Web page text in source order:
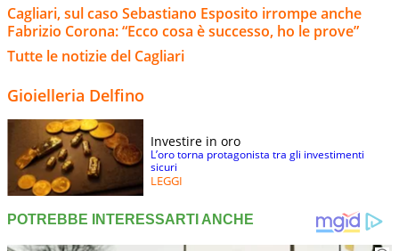
Cagliari, sul caso Sebastiano Esposito irrompe anche
Fabrizio Corona: “Ecco cosa è successo, ho le prove”
Tutte le notizie del Cagliari
Gioielleria Delfino
Investire in oro
L’oro torna protagonista tra gli investimenti
sicuri
LEGGI